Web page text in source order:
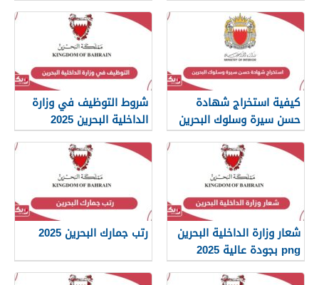
كيفية استخراج شهادة
حسن سيرة وسلوك البحرين
2026
شروط التوظيف في وزارة
الداخلية البحرين 2025
شعار وزارة الداخلية البحرين
png بجودة عالية 2025
رتب جمارك البحرين 2025